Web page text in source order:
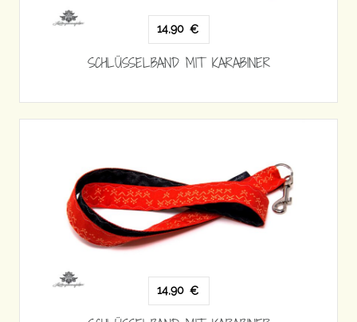
14,90 €
SCHLÜSSELBAND MIT KARABINER
14,90 €